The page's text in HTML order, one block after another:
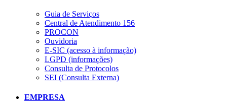
Guia de Serviços
Central de Atendimento 156
PROCON
Ouvidoria
E-SIC (acesso à informação)
LGPD (informações)
Consulta de Protocolos
SEI (Consulta Externa)
EMPRESA